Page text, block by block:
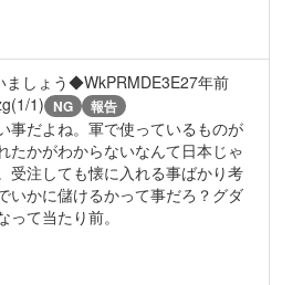
ましょう◆WkPRMDE3E27年前
1) NG 報告
事だよね。軍で使っているものが
たかがわからないなんて日本じゃ
受注しても懐に入れる事ばかり考
いかに儲けるかって事だろ？グダ
って当たり前。